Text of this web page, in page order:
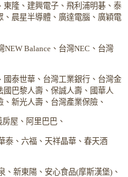
隆、建興電子、飛利浦明碁、泰
晨星半導體、廣達電腦、廣穎電
Balance、台灣NEC、台灣
泰世華、台灣工業銀行、台灣金
巴黎人壽、保誠人壽、國華人
新光人壽、台灣產業保險、
屋、阿里巴巴、
泰、六福、天祥晶華、春天酒
、新東陽、安心食品(摩斯漢堡)、